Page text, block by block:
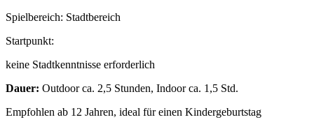
Spielbereich: Stadtbereich
Startpunkt:
keine Stadtkenntnisse erforderlich
Dauer: Outdoor ca. 2,5 Stunden, Indoor ca. 1,5 Std.
Empfohlen ab 12 Jahren, ideal für einen Kindergeburtstag